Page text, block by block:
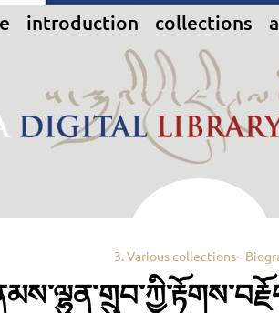
introduction collections
3. Various collections-